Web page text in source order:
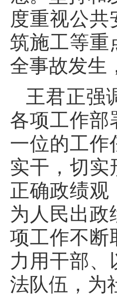
度重视公
筑施工等重
全事故发生
王君正强
各项工作部
一位的工作
实干，切实
正确政绩观
为人民出
项工作不断
力用干部
法队伍，为